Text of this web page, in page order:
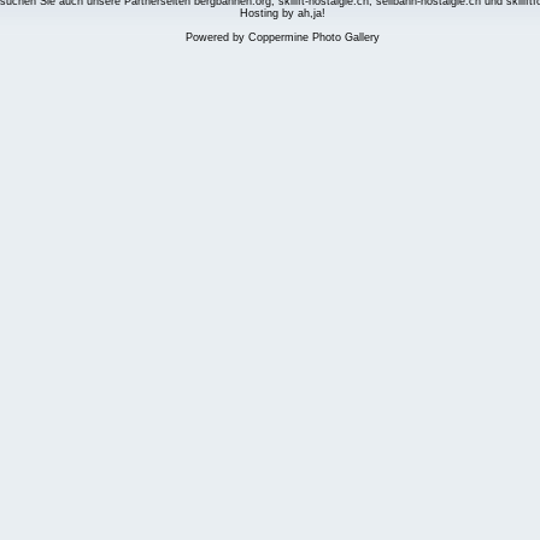
Hosting by ah,ja!
Powered by Coppermine Photo Gallery